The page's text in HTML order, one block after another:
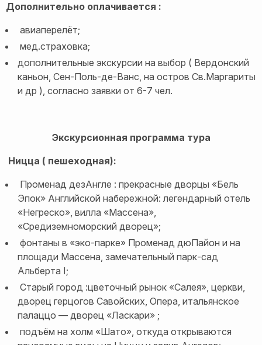
Дополнительно оплачивается :
авиаперелёт;
мед.страховка;
дополнительные экскурсии на выбор ( Вердонский
каньон, Сен-Поль-де-Ванс, на остров Св.Маргариты
и др ), согласно заявки от 6-7 чел.
Экскурсионная программа тура
Ницца ( пешеходная):
Променад дезАнгле : прекрасные дворцы «Бель
Эпок» Английской набережной: легендарный отель
«Негреско», вилла «Массена»,
«Средиземноморский дворец»;
фонтаны в «эко-парке» Променад дюПайон и на
площади Массена, замечательный парк-сад
Альберта I;
Старый город :цветочный рынок «Салея», церкви,
дворец герцогов Савойских, Опера, итальянское
палаццо — дворец «Ласкари» ;
подъём на холм «Шато», откуда открываются